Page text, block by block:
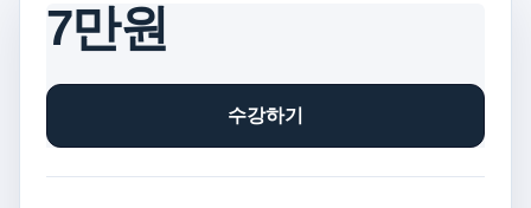
7만원
수강하기